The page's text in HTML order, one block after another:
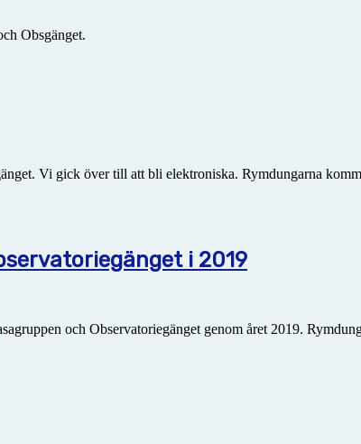
Obsgänget.
Vi gick över till att bli elektroniska. Rymdungarna
i 2019
och Observatoriegänget genom året 2019.